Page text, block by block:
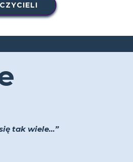
tak wiele...”